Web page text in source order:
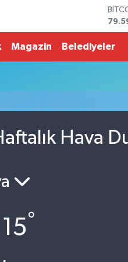
Magazin Belediyeler
Hava
15°